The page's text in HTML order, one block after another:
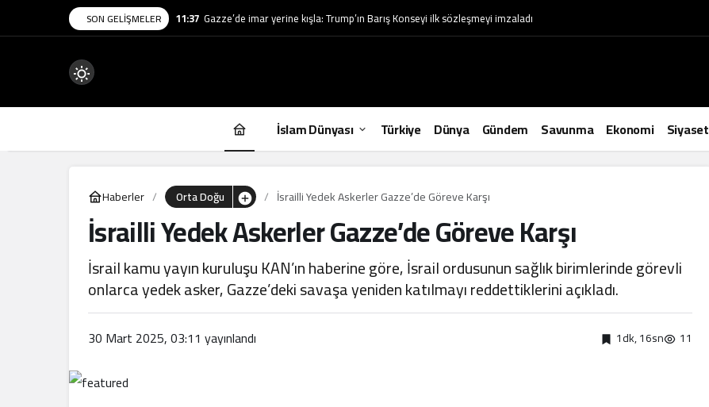
SON GELIŞMELER 11:37 Gazze’de imar yerine kışla: Trump’ın Barış Konseyi ilk sözleşmeyi imzaladı
Mod
değiştir
İslam Dünyası Türkiye Dünya Gündem Savunma Ekonomi Siyaset
Haberler Orta Doğu İsrailli Yedek Askerler Gazze’de Göreve Karşı
İsrailli Yedek Askerler Gazze’de Göreve Karşı
İsrail kamu yayın kuruluşu KAN’ın haberine göre, İsrail ordusunun sağlık birimlerinde görevli
onlarca yedek asker, Gazze’deki savaşa yeniden katılmayı reddettiklerini açıkladı.
30 Mart 2025, 03:11 yayınlandı 1dk, 16sn 11